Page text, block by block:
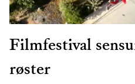
Filmfestival
røster